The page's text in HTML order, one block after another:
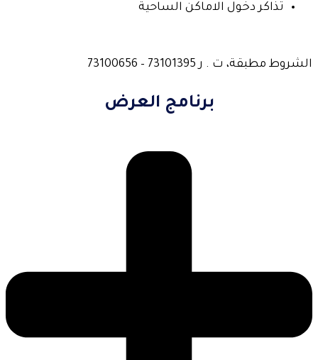
تذاكر دخول الاماكن الساحية
الشروط مطبقة، ت . ر 73101395 – 73100656
برنامج العرض